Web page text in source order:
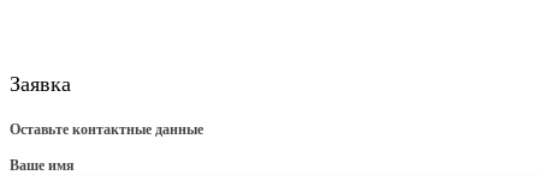
Заявка
Оставьте контактные данные
Ваше имя